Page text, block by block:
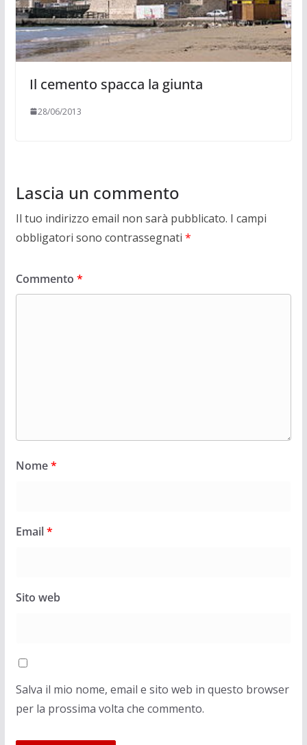
Il cemento spacca la giunta
28/06/2013
Lascia un commento
Il tuo indirizzo email non sarà pubblicato. I campi
obbligatori sono contrassegnati *
Commento *
Nome*
Email*
Sito web
Salva il mio nome, email e sito web in questo browser
per la prossima volta che commento.